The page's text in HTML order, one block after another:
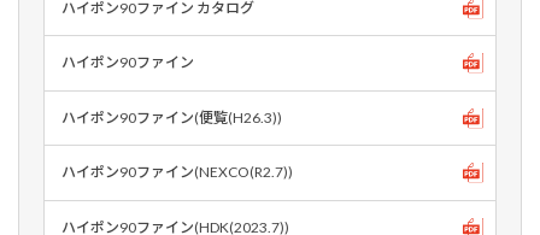
ハイポン90ファイン カタログ
ハイポン90ファイン
ハイポン90ファイン(便覧(H26.3))
ハイポン90ファイン(NEXCO(R2.7))
ハイポン90ファイン(HDK(2023.7))